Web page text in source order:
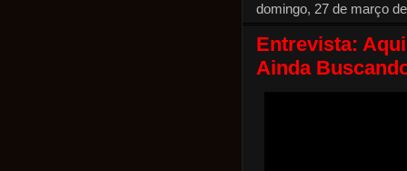
domingo, 27 de março
Entrevista:
Ainda